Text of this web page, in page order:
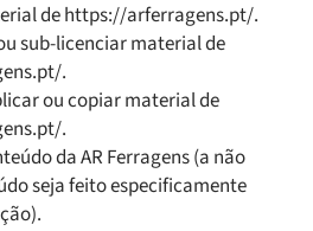
de https://arferragens.pt/.
sub-licenciar material de
.
ou copiar material de
.
da AR Ferragens (a não
seja feito especificamente